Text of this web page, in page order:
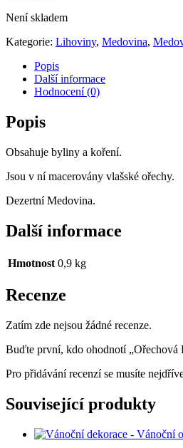
Není skladem
Kategorie: Lihoviny, Medovina,
Popis
Další informace
Hodnocení (0)
Popis
Obsahuje byliny a koření.
Jsou v ní macerovány vlašské ořechy.
Dezertní Medovina.
Další informace
Hmotnost 0,9 kg
Recenze
Zatím zde nejsou žádné recenze.
Buďte první, kdo ohodnotí „Ořechová
Pro přidávání recenzí se musíte
Související produkty